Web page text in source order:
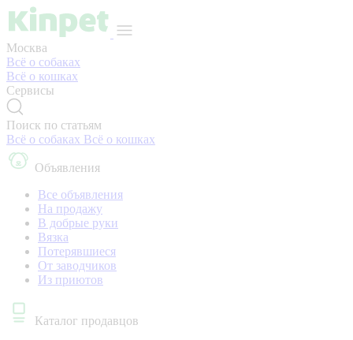
Москва
Всё о собаках
Всё о кошках
Сервисы
Поиск по статьям
Всё о собаках Всё о кошках
Объявления
Все объявления
На продажу
В добрые руки
Вязка
Потерявшиеся
От заводчиков
Из приютов
Каталог продавцов